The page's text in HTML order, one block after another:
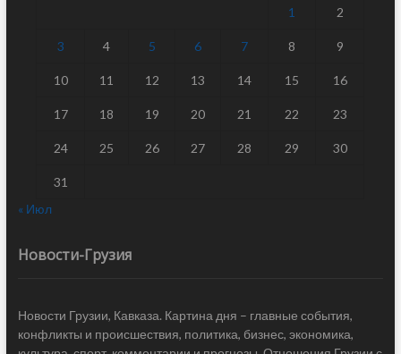
1 2
3 4 5 6 7 8 9
10 11 12 13 14 15 16
17 18 19 20 21 22 23
24 25 26 27 28 29 30
31
« Июл
Новости-Грузия
Новости Грузии, Кавказа. Картина дня – главные события,
конфликты и происшествия, политика, бизнес, экономика,